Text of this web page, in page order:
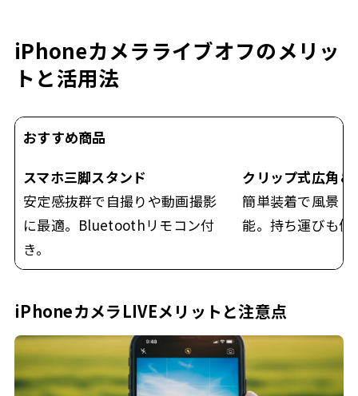
iPhoneカメラライブオフのメリッ
トと活用法
おすすめ商品
スマホ三脚スタンド
安定感抜群で自撮りや動画撮影
に最適。Bluetoothリモコン付
き。
クリップ式広角
簡単装着で風景
能。持ち運びも便
iPhoneカメラLIVEメリットと注意点